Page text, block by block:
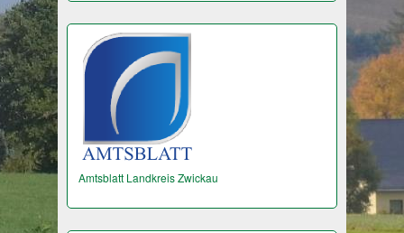
Amtsblatt Landkreis Zwickau